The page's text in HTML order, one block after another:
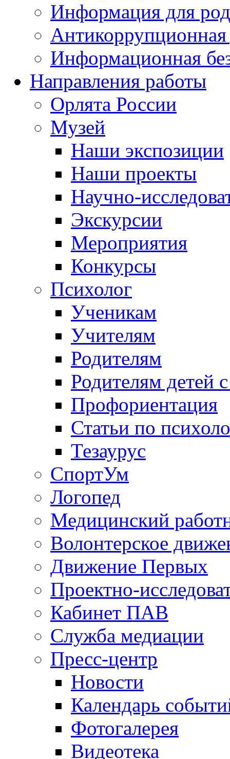
Информация для
Антикоррупционная
Информационная
Направления работы
Орлята России
Музей
Наши экспозиции
Наши проекты
Научно-
Экскурсии
Мероприятия
Конкурсы
Психолог
Ученикам
Учителям
Родителям
Родителям детей
Профориентация
Статьи по
Тезаурус
СпортУм
Логопед
Медицинский
Волонтерское
Движение Первых
Проектно-
Кабинет ПАВ
Служба медиации
Пресс-центр
Новости
Календарь
Фотогалерея
Видеотека